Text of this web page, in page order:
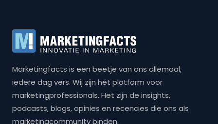
Marketingfacts is een beetje van ons allemaal,
iedere dag vers. Wij zijn hét platform voor
marketingprofessionals. Het zijn de insights,
podcasts, blogs, opinies en recencies die ons als
marketingcommunity binden.